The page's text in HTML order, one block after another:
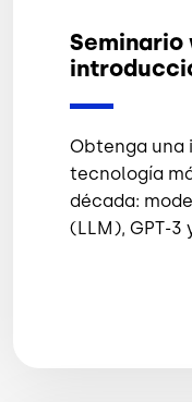
Seminario
Obtenga una
tecnología
década:
(LLM), GPT-3